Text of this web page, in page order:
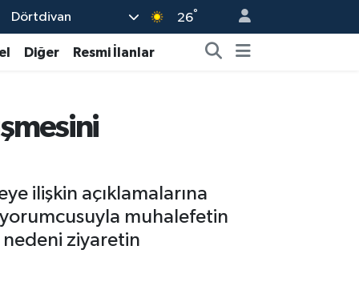
Dörtdivan 26°
Diğer Resmi İlanlar
ilişkin açıklamalarına
muhalefetin
nedeni ziyaretin